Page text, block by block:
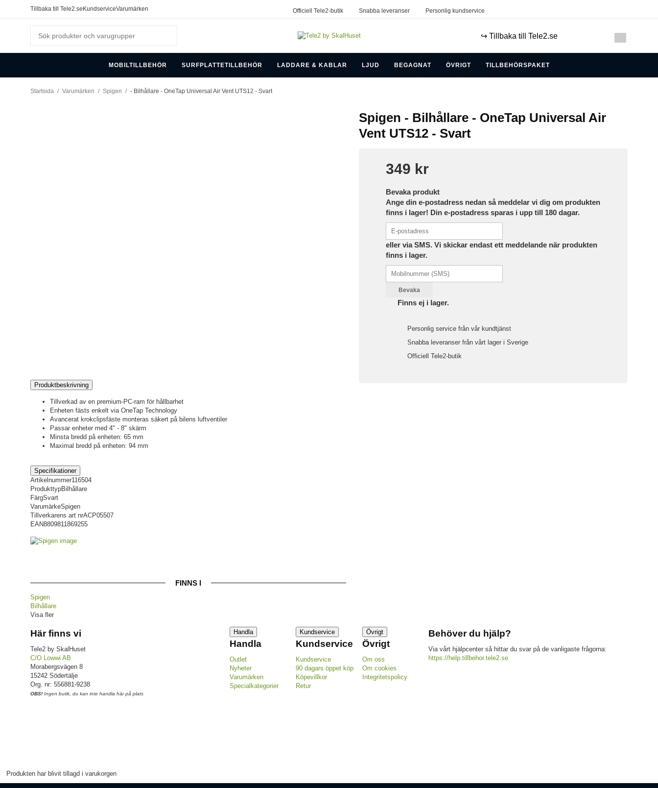
Tillbaka till Tele2.se KundserviceVarumärken Officiell Tele2-butik Snabba leveranser Personlig kundservice
↪️ Tillbaka till Tele2.se
MOBILTILLBEHÖR SURFPLATTETILLBEHÖR LADDARE & KABLAR LJUD BEGAGNAT ÖVRIGT TILLBEHÖRSPAKET
Startsida / Varumärken / Spigen / - Bilhållare - OneTap Universal Air Vent UTS12 - Svart
Spigen - Bilhållare - OneTap Universal Air
Vent UTS12 - Svart
349 kr
Bevaka produkt
Ange din e-postadress nedan så meddelar vi dig om produkten
finns i lager! Din e-postadress sparas i upp till 180 dagar.
eller via SMS. Vi skickar endast ett meddelande när produkten
finns i lager.
Bevaka
Finns ej i lager.
Personlig service från vår kundtjänst
Snabba leveranser från vårt lager i Sverige
Officiell Tele2-butik
Produktbeskrivning
Tillverkad av en premium-PC-ram för hållbarhet
Enheten fästs enkelt via OneTap Technology
Avancerat krokclipsfäste monteras säkert på bilens luftventiler
Passar enheter med 4" - 8" skärm
Minsta bredd på enheten: 65 mm
Maximal bredd på enheten: 94 mm
Specifikationer
Artikelnummer116504
ProdukttypBilhållare
FärgSvart
VarumärkeSpigen
Tillverkarens art nrACP05507
EAN8809811869255
FINNS I
Spigen
Bilhållare
Visa fler
Här finns vi
Tele2 by SkalHuset
C/O Lowwi AB
Morabergsvägen 8
15242 Södertälje
Org. nr: 556881-9238
OBS! Ingen butik, du kan inte handla här på plats
Handla
Handla
Outlet
Nyheter
Varumärken
Specialkategorier
Kundservice
Kundservice
Kundservice
90 dagars öppet köp
Köpevillkor
Retur
Övrigt
Övrigt
Om oss
Om cookies
Integritetspolicy
Behöver du hjälp?
Via vårt hjälpcenter så hittar du svar på de vanligaste frågorna:
https://help.tillbehor.tele2.se
Produkten har blivit tillagd i varukorgen